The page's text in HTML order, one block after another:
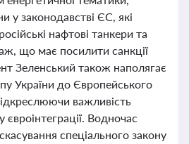
у законодавстві ЄС, які
нафтові танкери та
що має посилити санкції
Зеленський також наполягає
України до Європейського
важливість
Водночас
спеціального закону